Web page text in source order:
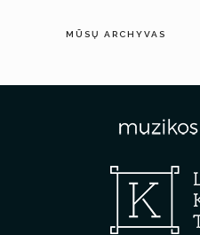
MŪSŲ ARCHYVAS